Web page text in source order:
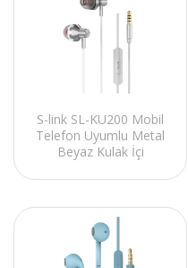
S-link SL-KU200 Mobil
Telefon Uyumlu Metal
Beyaz Kulak İçi